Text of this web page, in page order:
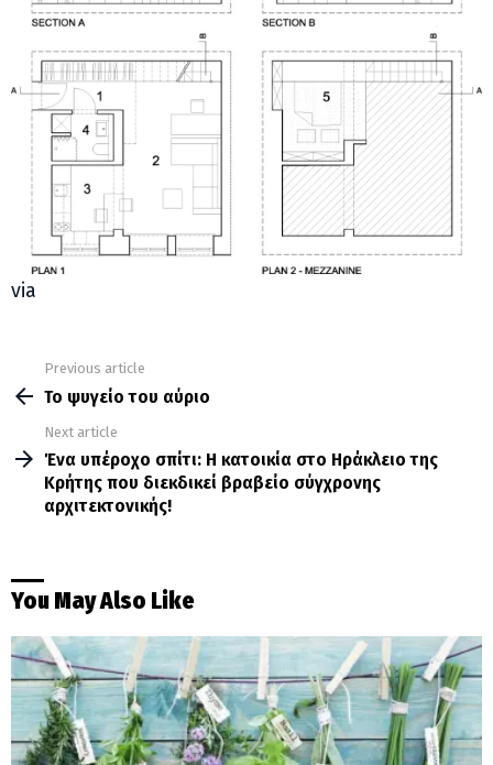
via
more
Previous article
Το ψυγείο του αύριο
Next article
Ένα υπέροχο σπίτι: Η κατοικία στο Ηράκλειο της
Κρήτης που διεκδικεί βραβείο σύγχρονης
αρχιτεκτονικής!
You May Also Like